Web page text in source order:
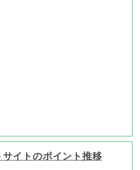
サイトのポイント推移